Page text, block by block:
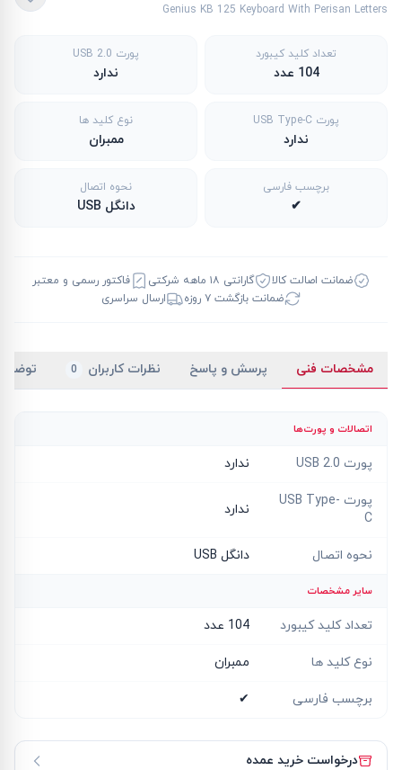
Genius KB 125 Keyboard With Perisan Letters
تعداد کلید کیبورد
104 عدد
پورت USB 2.0
ندارد
پورت USB Type-C
ندارد
نوع کلید ها
ممبران
برچسب فارسی
✔
نحوه اتصال
دانگل USB
ضمانت اصالت کالا گارانتی ۱۸ ماهه شرکتی
فاکتور رسمی و معتبر
ضمانت بازگشت ۷ روزه
ارسال سراسری
مشخصات فنی پرسش و پاسخ نظرات کاربران 0
اتصالات و پورت‌ها
پورت USB 2.0 ندارد
پورت USB Type-
C
ندارد
نحوه اتصال دانگل USB
سایر مشخصات
تعداد کلید کیبورد 104 عدد
نوع کلید ها ممبران
برچسب فارسی ✔
درخواست خرید عمده